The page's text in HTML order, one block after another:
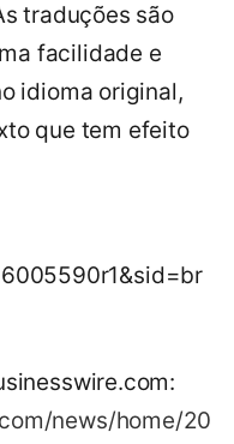
traduções são
facilidade e
idioma original,
que tem efeito
news/home/20